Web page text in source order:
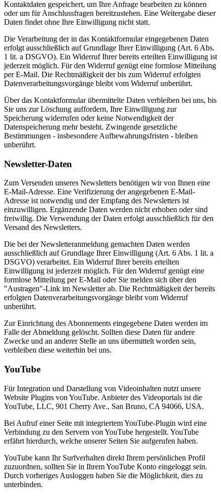
Kontaktdaten gespeichert, um Ihre Anfrage bearbeiten zu können
oder um für Anschlussfragen bereitzustehen. Eine Weitergabe dieser
Daten findet ohne Ihre Einwilligung nicht statt.
Die Verarbeitung der in das Kontaktformular eingegebenen Daten
erfolgt ausschließlich auf Grundlage Ihrer Einwilligung (Art. 6 Abs.
1 lit. a DSGVO). Ein Widerruf Ihrer bereits erteilten Einwilligung ist
jederzeit möglich. Für den Widerruf genügt eine formlose Mitteilung
per E-Mail. Die Rechtmäßigkeit der bis zum Widerruf erfolgten
Datenverarbeitungsvorgänge bleibt vom Widerruf unberührt.
Über das Kontaktformular übermittelte Daten verbleiben bei uns, bis
Sie uns zur Löschung auffordern, Ihre Einwilligung zur
Speicherung widerrufen oder keine Notwendigkeit der
Datenspeicherung mehr besteht. Zwingende gesetzliche
Bestimmungen - insbesondere Aufbewahrungsfristen - bleiben
unberührt.
Newsletter-Daten
Zum Versenden unseres Newsletters benötigen wir von Ihnen eine
E-Mail-Adresse. Eine Verifizierung der angegebenen E-Mail-
Adresse ist notwendig und der Empfang des Newsletters ist
einzuwilligen. Ergänzende Daten werden nicht erhoben oder sind
freiwillig. Die Verwendung der Daten erfolgt ausschließlich für den
Versand des Newsletters.
Die bei der Newsletteranmeldung gemachten Daten werden
ausschließlich auf Grundlage Ihrer Einwilligung (Art. 6 Abs. 1 lit. a
DSGVO) verarbeitet. Ein Widerruf Ihrer bereits erteilten
Einwilligung ist jederzeit möglich. Für den Widerruf genügt eine
formlose Mitteilung per E-Mail oder Sie melden sich über den
"Austragen"-Link im Newsletter ab. Die Rechtmäßigkeit der bereits
erfolgten Datenverarbeitungsvorgänge bleibt vom Widerruf
unberührt.
Zur Einrichtung des Abonnements eingegebene Daten werden im
Falle der Abmeldung gelöscht. Sollten diese Daten für andere
Zwecke und an anderer Stelle an uns übermittelt worden sein,
verbleiben diese weiterhin bei uns.
YouTube
Für Integration und Darstellung von Videoinhalten nutzt unsere
Website Plugins von YouTube. Anbieter des Videoportals ist die
YouTube, LLC, 901 Cherry Ave., San Bruno, CA 94066, USA.
Bei Aufruf einer Seite mit integriertem YouTube-Plugin wird eine
Verbindung zu den Servern von YouTube hergestellt. YouTube
erfährt hierdurch, welche unserer Seiten Sie aufgerufen haben.
YouTube kann Ihr Surfverhalten direkt Ihrem persönlichen Profil
zuzuordnen, sollten Sie in Ihrem YouTube Konto eingeloggt sein.
Durch vorheriges Ausloggen haben Sie die Möglichkeit, dies zu
unterbinden.